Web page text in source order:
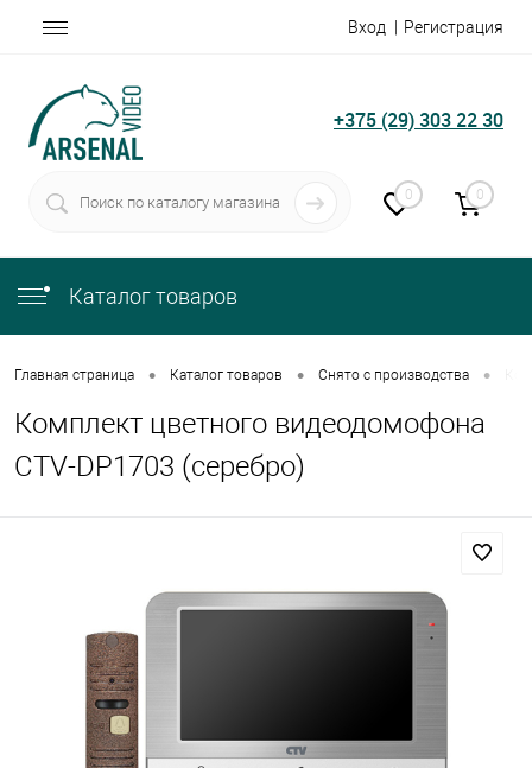
Вход Регистрация
+375 (29) 303 22 30
0 0
Каталог товаров
Главная страница • Каталог товаров • Снято с производства •
Комплект цветного видеодомофона
CTV-DP1703 (серебро)